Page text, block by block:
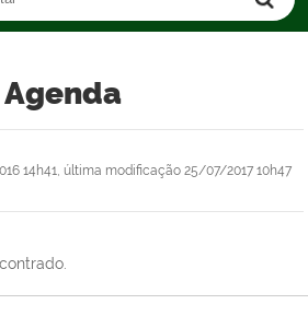
Agenda
14h41, última modificação 25/07/2017 10h47